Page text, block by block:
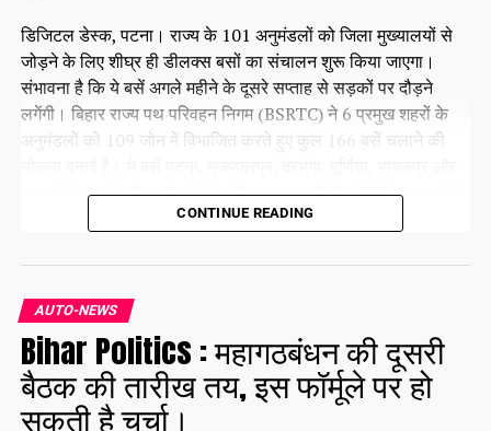
डिजिटल डेस्क, पटना। राज्य के 101 अनुमंडलों को जिला मुख्यालयों से
जोड़ने के लिए शीघ्र ही डीलक्स बसों का संचालन शुरू किया जाएगा।
संभावना है कि ये बसें अगले महीने के दूसरे सप्ताह से सड़कों पर दौड़ने
लगेंगी। बिहार राज्य पथ परिवहन निगम (BSRTC) ने 6 प्रमुख शहरों के
अनुमंडलों को 109 जोन में विभाजित करते हुए कुल 166 बसें चलाने की
गया की पंचायतों को उनके संबंधित जिला मुख्यालयों से जोड़ेंगी। इन बसों के
सभी रूट पहले ही तय किए जा चुके हैं। फिलहाल ये बसें परमिट प्रक्रिया में
Share this:
Facebook
CONTINUE READING
AUTO-NEWS
Bihar Politics : महागठबंधन की दूसरी
बैठक की तारीख तय, इस फॉर्मूले पर हो
सकती है चर्चा।